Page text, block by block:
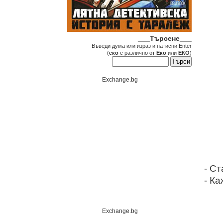
-
-
___Търсене___
Въведи дума или израз и натисни Enter
(еко е различно от Еко или ЕКО)
Exchange.bg
Exchange.bg